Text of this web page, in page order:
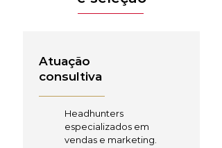
Atuação
consultiva
Headhunters
especializados em
vendas e marketing.